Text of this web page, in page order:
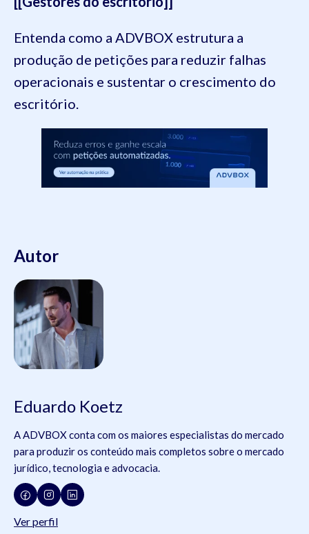
Entenda como a ADVBOX estrutura a
produção de petições para reduzir falhas
operacionais e sustentar o crescimento do
escritório.
Autor
Eduardo Koetz
A ADVBOX conta com os maiores especialistas do mercado
para produzir os conteúdo mais completos sobre o mercado
jurídico, tecnologia e advocacia.
Ver perfil